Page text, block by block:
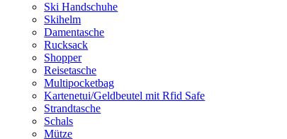
Ski Handschuhe
Skihelm
Damentasche
Rucksack
Shopper
Reisetasche
Multipocketbag
Kartenetui/Geldbeutel mit Rfid Safe
Strandtasche
Schals
Mütze